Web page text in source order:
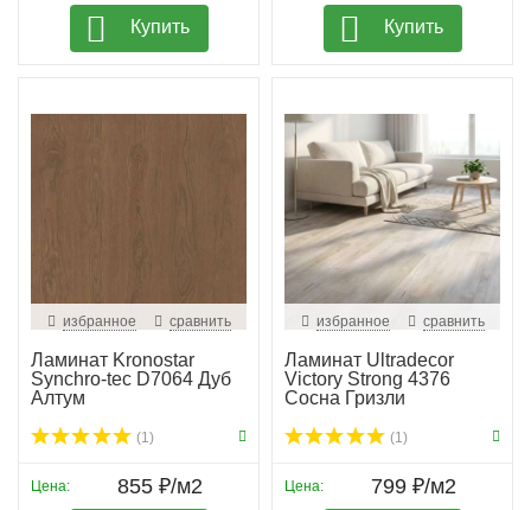
Купить Купить
избранное сравнить
Ламинат Kronostar
Synchro-tec D7064 Дуб
Алтум
(1)
Цена: 855 ₽/м2
избранное сравнить
Ламинат Ultradecor
Victory Strong 4376
Сосна Гризли
(1)
Цена: 799 ₽/м2